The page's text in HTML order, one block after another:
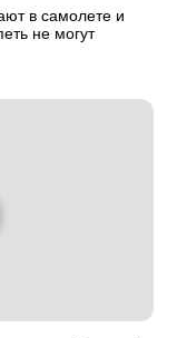
в самолете и
не могут